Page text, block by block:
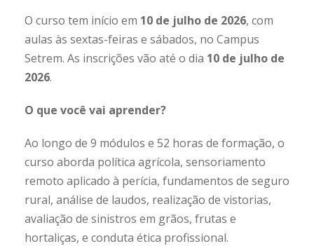
O curso tem início em 10 de julho de 2026, com
aulas às sextas-feiras e sábados, no Campus
Setrem. As inscrições vão até o dia 10 de julho de
2026.
O que você vai aprender?
Ao longo de 9 módulos e 52 horas de formação, o
curso aborda política agrícola, sensoriamento
remoto aplicado à perícia, fundamentos de seguro
rural, análise de laudos, realização de vistorias,
avaliação de sinistros em grãos, frutas e
hortaliças, e conduta ética profissional.